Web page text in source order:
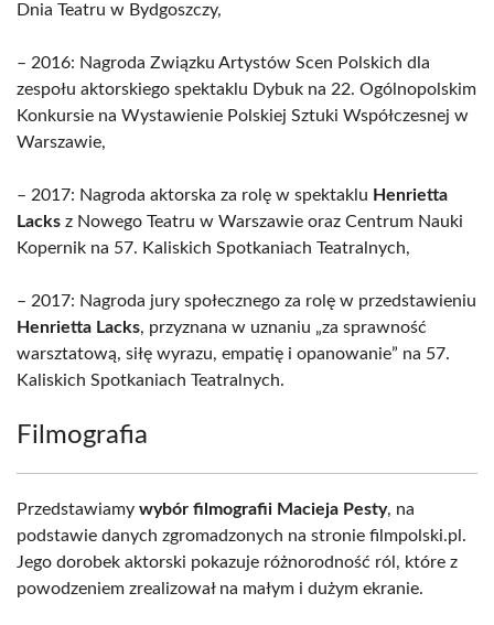
Dnia Teatru w Bydgoszczy,
– 2016: Nagroda Związku Artystów Scen Polskich dla
zespołu aktorskiego spektaklu Dybuk na 22. Ogólnopolskim
Konkursie na Wystawienie Polskiej Sztuki Współczesnej w
Warszawie,
– 2017: Nagroda aktorska za rolę w spektaklu Henrietta
Lacks z Nowego Teatru w Warszawie oraz Centrum Nauki
Kopernik na 57. Kaliskich Spotkaniach Teatralnych,
– 2017: Nagroda jury społecznego za rolę w przedstawieniu
Henrietta Lacks, przyznana w uznaniu „za sprawność
warsztatową, siłę wyrazu, empatię i opanowanie” na 57.
Kaliskich Spotkaniach Teatralnych.
Filmografia
Przedstawiamy wybór filmografii Macieja Pesty, na
podstawie danych zgromadzonych na stronie filmpolski.pl.
Jego dorobek aktorski pokazuje różnorodność ról, które z
powodzeniem zrealizował na małym i dużym ekranie.